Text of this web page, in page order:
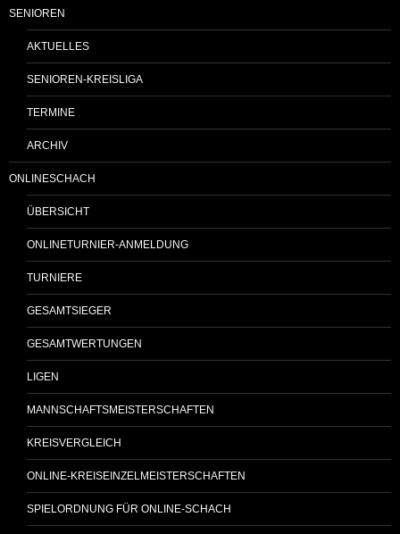
SENIOREN
AKTUELLES
SENIOREN-KREISLIGA
TERMINE
ARCHIV
ONLINESCHACH
ÜBERSICHT
ONLINETURNIER-ANMELDUNG
TURNIERE
GESAMTSIEGER
GESAMTWERTUNGEN
LIGEN
MANNSCHAFTSMEISTERSCHAFTEN
KREISVERGLEICH
ONLINE-KREISEINZELMEISTERSCHAFTEN
SPIELORDNUNG FÜR ONLINE-SCHACH